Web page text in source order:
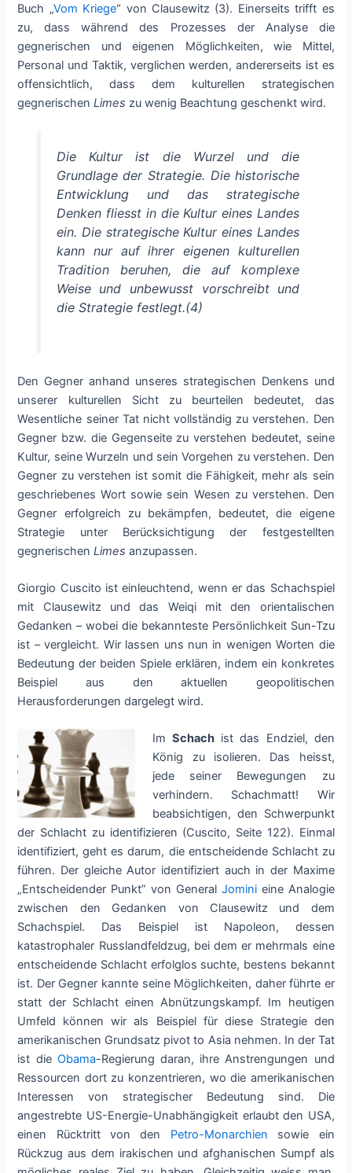
Buch „Vom Kriege“ von Clausewitz (3). Einerseits trifft es
zu, dass während des Prozesses der Analyse die
gegnerischen und eigenen Möglichkeiten, wie Mittel,
Personal und Taktik, verglichen werden, andererseits ist es
offensichtlich, dass dem kulturellen strategischen
gegnerischenLimes zu wenig Beachtung geschenkt wird.
Die Kultur ist die Wurzel und die
Grundlage der Strategie. Die historische
Entwicklung und das strategische
Denken fliesst in die Kultur eines Landes
ein. Die strategische Kultur eines Landes
kann nur auf ihrer eigenen kulturellen
Tradition beruhen, die auf komplexe
Weise und unbewusst vorschreibt und
die Strategie festlegt.(4)
Den Gegner anhand unseres strategischen Denkens und
unserer kulturellen Sicht zu beurteilen bedeutet, das
Wesentliche seiner Tat nicht vollständig zu verstehen. Den
Gegner bzw. die Gegenseite zu verstehen bedeutet, seine
Kultur, seine Wurzeln und sein Vorgehen zu verstehen. Den
Gegner zu verstehen ist somit die Fähigkeit, mehr als sein
geschriebenes Wort sowie sein Wesen zu verstehen. Den
Gegner erfolgreich zu bekämpfen, bedeutet, die eigene
Strategie unter Berücksichtigung der festgestellten
gegnerischenLimes anzupassen.
Giorgio Cuscito ist einleuchtend, wenn er das Schachspiel
mit Clausewitz und das Weiqi mit den orientalischen
Gedanken – wobei die bekannteste Persönlichkeit Sun-Tzu
ist – vergleicht. Wir lassen uns nun in wenigen Worten die
Bedeutung der beiden Spiele erklären, indem ein konkretes
Beispiel aus den aktuellen geopolitischen
Herausforderungen dargelegt wird.
ImSchach ist das Endziel, den
König zu isolieren. Das heisst,
jede seiner Bewegungen zu
verhindern. Schachmatt! Wir
beabsichtigen, den Schwerpunkt
der Schlacht zu identifizieren (Cuscito, Seite 122). Einmal
identifiziert, geht es darum, die entscheidende Schlacht zu
führen. Der gleiche Autor identifiziert auch in der Maxime
„Entscheidender Punkt” von General Jominieine Analogie
zwischen den Gedanken von Clausewitz und dem
Schachspiel. Das Beispiel ist Napoleon, dessen
katastrophaler Russlandfeldzug, bei dem er mehrmals eine
entscheidende Schlacht erfolglos suchte, bestens bekannt
ist. Der Gegner kannte seine Möglichkeiten, daher führte er
statt der Schlacht einen Abnützungskampf. Im heutigen
Umfeld können wir als Beispiel für diese Strategie den
amerikanischen Grundsatz pivot to Asia nehmen. In der Tat
ist die Obama-Regierung daran, ihre Anstrengungen und
Ressourcen dort zu konzentrieren, wo die amerikanischen
Interessen von strategischer Bedeutung sind. Die
angestrebte US-Energie-Unabhängigkeit erlaubt den USA,
einen Rücktritt von den Petro-Monarchien sowie ein
Rückzug aus dem irakischen und afghanischen Sumpf als